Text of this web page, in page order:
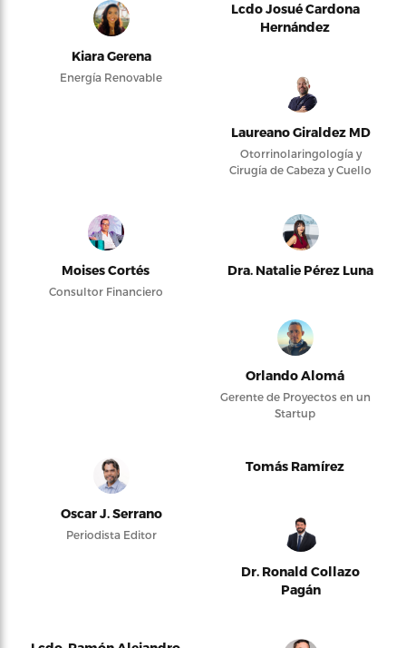
Kiara Gerena
Energía Renovable
Lcdo Josué Cardona
Hernández
Laureano Giraldez MD
Otorrinolaringología y
Cirugía de Cabeza y Cuello
Moises Cortés
Consultor Financiero
Dra. Natalie Pérez Luna
Orlando Alomá
Gerente de Proyectos en un
Startup
Oscar J. Serrano
Periodista Editor
Tomás Ramírez
Dr. Ronald Collazo
Pagán